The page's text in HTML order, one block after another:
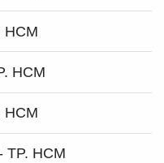
HCM
HCM
HCM
TP. HCM